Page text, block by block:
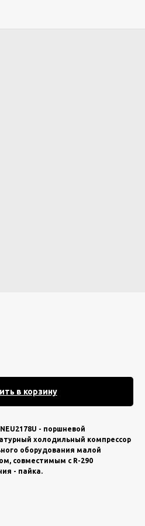
в корзину
- поршневой
холодильный компрессор
оборудования малой
совместимым с R-290
- пайка.